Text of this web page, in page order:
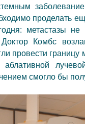
проделать
метастазы
Комбс
провести
аблативной
смогло бы